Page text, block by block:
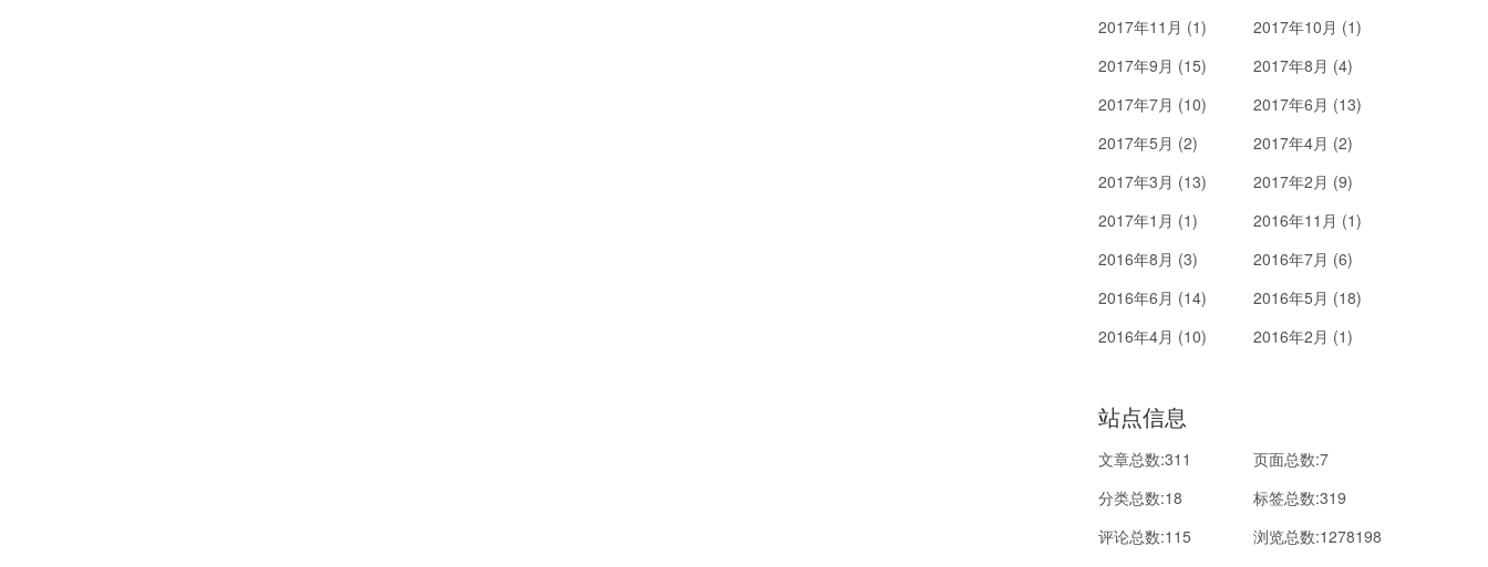
2017年11月 (1)
2017年10月 (1)
2017年9月 (15)
2017年8月 (4)
2017年7月 (10)
2017年6月 (13)
2017年5月 (2)
2017年4月 (2)
2017年3月 (13)
2017年2月 (9)
2017年1月 (1)
2016年11月 (1)
2016年8月 (3)
2016年7月 (6)
2016年6月 (14)
2016年5月 (18)
2016年4月 (10)
2016年2月 (1)
站点信息
文章总数:311
页面总数:7
分类总数:18
标签总数:319
评论总数:115
浏览总数:1278198